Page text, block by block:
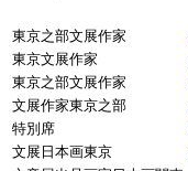
東京之部文展作家
東京文展作家
東京之部文展作家
文展作家東京之部
特別席
文展日本画東京